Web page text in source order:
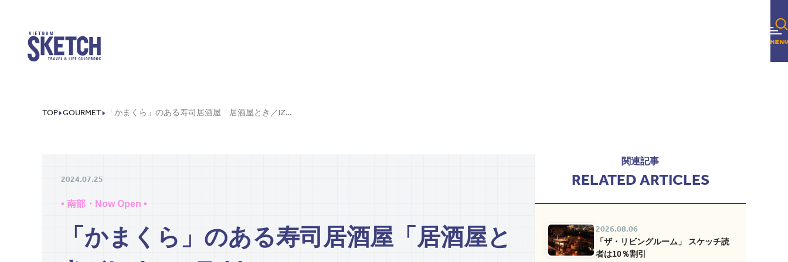
TOP GOURMET 「かまくら」のある寿司居酒屋「居酒屋とき／IZAKAYA TOKI」
2024.07.25
• 南部・Now Open •
「かまくら」のある寿司居酒屋「居酒屋と
関連記事
RELATED ARTICLES
2026.08.06
「ザ・リビングルーム」 スケッチ読
者は10％割引